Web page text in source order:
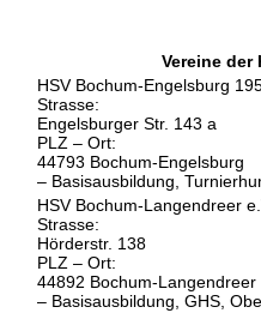
Vereine der
HSV Bochum-Engelsburg
Strasse:
Engelsburger Str. 143 a
PLZ – Ort:
44793 Bochum-Engelsburg
– Basisausbildung,
HSV Bochum-Langendreer
Strasse:
Hörderstr. 138
PLZ – Ort:
44892 Bochum-Langendreer
– Basisausbildung, GHS,